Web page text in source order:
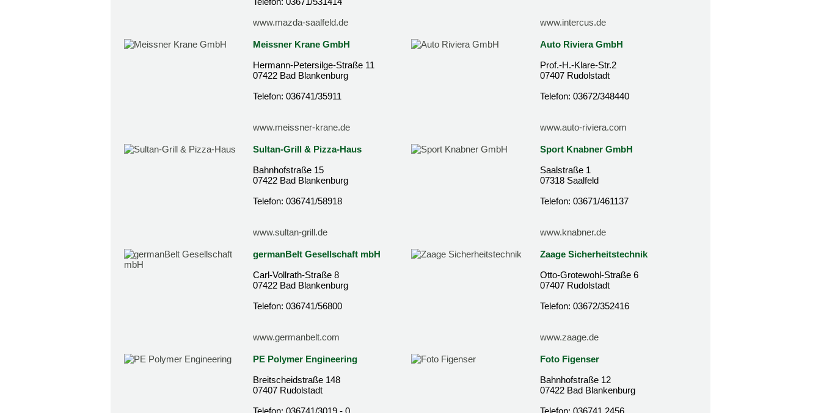
www.mazda-saalfeld.de
www.intercus.de
Meissner Krane GmbH
Hermann-Petersilge-Straße 11
07422 Bad Blankenburg
Telefon: 036741/35911
www.meissner-krane.de
Auto Riviera GmbH
Prof.-H.-Klare-Str.2
07407 Rudolstadt
Telefon: 03672/348440
www.auto-riviera.com
Sultan-Grill & Pizza-Haus
Bahnhofstraße 15
07422 Bad Blankenburg
Telefon: 036741/58918
www.sultan-grill.de
Sport Knabner GmbH
Saalstraße 1
07318 Saalfeld
Telefon: 03671/461137
www.knabner.de
germanBelt Gesellschaft mbH
Carl-Vollrath-Straße 8
07422 Bad Blankenburg
Telefon: 036741/56800
www.germanbelt.com
Zaage Sicherheitstechnik
Otto-Grotewohl-Straße 6
07407 Rudolstadt
Telefon: 03672/352416
www.zaage.de
PE Polymer Engineering
Breitscheidstraße 148
07407 Rudolstadt
Telefon: 036741/3019 - 0
Foto Figenser
Bahnhofstraße 12
07422 Bad Blankenburg
Telefon: 036741 2456